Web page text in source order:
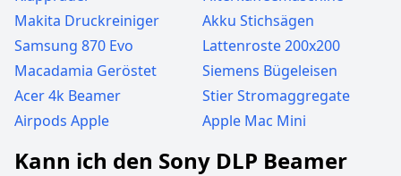
Makita Druckreiniger
Akku Stichsägen
Samsung 870 Evo
Lattenroste 200x200
Macadamia Geröstet
Siemens Bügeleisen
Acer 4k Beamer
Stier Stromaggregate
Airpods Apple
Apple Mac Mini
Kann ich den Sony DLP Beamer